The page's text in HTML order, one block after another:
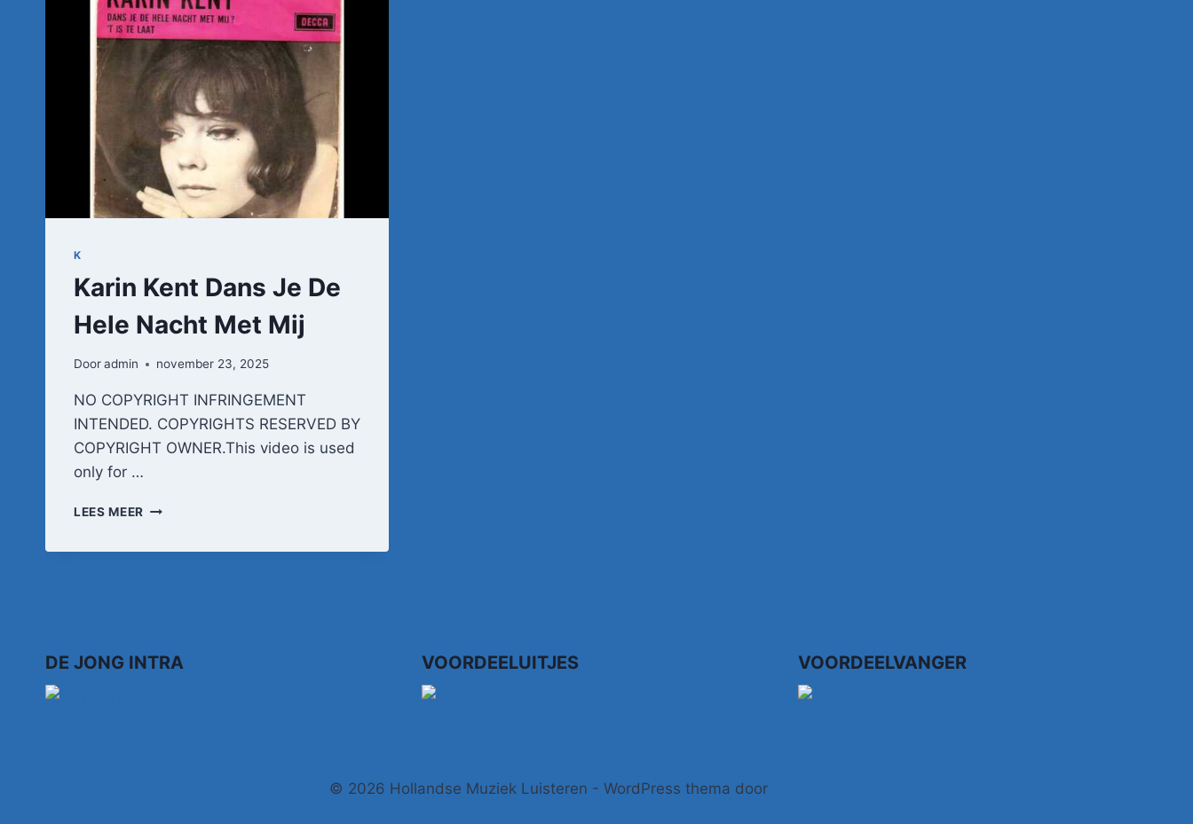
K
Karin Kent Dans Je De
Hele Nacht Met Mij
Dooradmin november 23, 2025
NO COPYRIGHT INFRINGEMENT
INTENDED. COPYRIGHTS RESERVED BY
COPYRIGHT OWNER.This video is used
only for …
LEES MEER KARIN
MIJ
DE JONG INTRA VOORDEELUITJES VOORDEELVANGER
© 2026 Hollandse Muziek Luisteren - WordPress thema door